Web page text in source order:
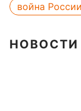
война
НОВОСТИ